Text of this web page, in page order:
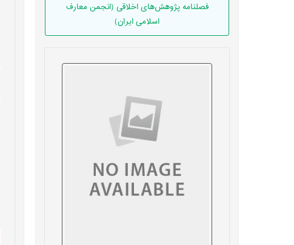
فصلنامه پژوهش‌های اخلاقی (انجمن معارف
اسلامی ایران)